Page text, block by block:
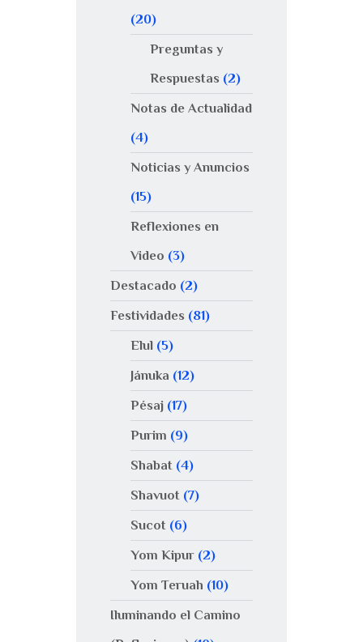
(20)
Preguntas y
Respuestas (2)
Notas de Actualidad
(4)
Noticias y Anuncios
(15)
Reflexiones en
Video (3)
Destacado (2)
Festividades (81)
Elul(5)
Jánuka (12)
Pésaj(17)
Purim (9)
Shabat(4)
Shavuot(7)
Sucot(6)
Yom Kipur(2)
Yom Teruah (10)
Iluminando el Camino